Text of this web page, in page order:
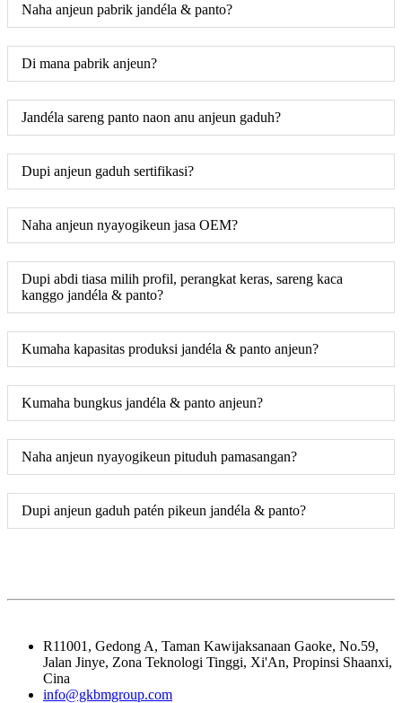
Naha anjeun pabrik jandéla & panto?
Di mana pabrik anjeun?
Jandéla sareng panto naon anu anjeun gaduh?
Dupi anjeun gaduh sertifikasi?
Naha anjeun nyayogikeun jasa OEM?
Dupi abdi tiasa milih profil, perangkat keras, sareng kaca
kanggo jandéla & panto?
Kumaha kapasitas produksi jandéla & panto anjeun?
Kumaha bungkus jandéla & panto anjeun?
Naha anjeun nyayogikeun pituduh pamasangan?
Dupi anjeun gaduh patén pikeun jandéla & panto?
R11001, Gedong A, Taman Kawijaksanaan Gaoke, No.59,
Jalan Jinye, Zona Teknologi Tinggi, Xi'An, Propinsi Shaanxi,
Cina
info@gkbmgroup.com